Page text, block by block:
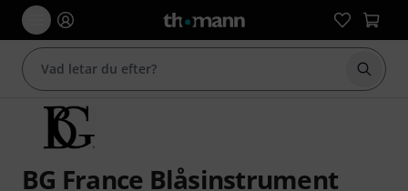
Börja
BG France Blåsinstrument